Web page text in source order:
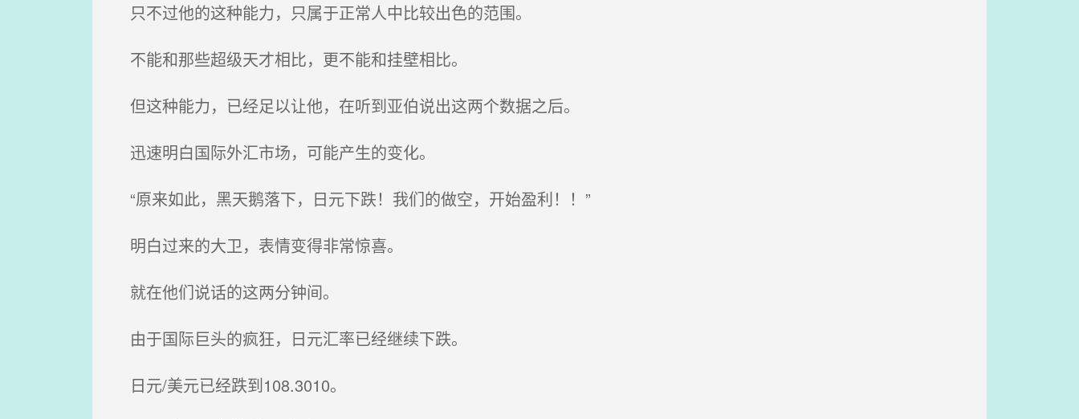
只不过他的这种能力，只属于正常人中比较出色的范围。
不能和那些超级天才相比，更不能和挂壁相比。
但这种能力，已经足以让他，在听到亚伯说出这两个数据之后。
迅速明白国际外汇市场，可能产生的变化。
“原来如此，黑天鹅落下，日元下跌！我们的做空，开始盈利！！”
明白过来的大卫，表情变得非常惊喜。
就在他们说话的这两分钟间。
由于国际巨头的疯狂，日元汇率已经继续下跌。
日元/美元已经跌到108.3010。